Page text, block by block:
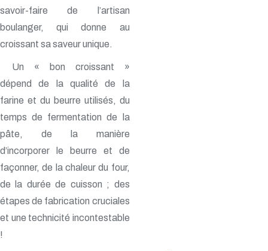
savoir-faire de l’artisan
boulanger, qui donne au
croissant sa saveur unique.
Un « bon croissant »
dépend de la qualité de la
farine et du beurre utilisés, du
temps de fermentation de la
pâte, de la manière
d’incorporer le beurre et de
façonner, de la chaleur du four,
de la durée de cuisson ; des
étapes de fabrication cruciales
et une technicité incontestable
!